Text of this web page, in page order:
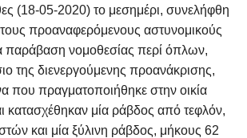
(18-05-2020) το μεσημέρι, συνελήφθη
προαναφερόμενους αστυνομικούς
παράβαση νομοθεσίας περί όπλων,
της διενεργούμενης προανάκρισης,
που πραγματοποιήθηκε στην οικία
κατασχέθηκαν μία ράβδος από τεφλόν,
και μία ξύλινη ράβδος, μήκους 62